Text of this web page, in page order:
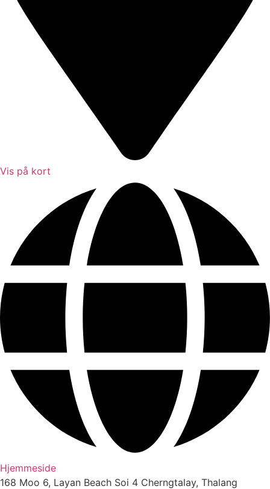
Vis på kort
Hjemmeside
168 Moo 6, Layan Beach Soi 4 Cherngtalay, Thalang